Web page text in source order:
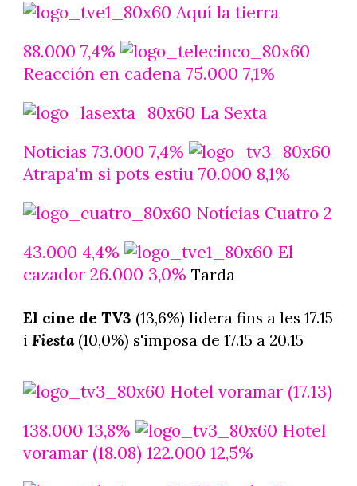
Aquí la tierra
88.000 7,4%
Reacción en cadena 75.000 7,1%
La Sexta
Noticias 73.000 7,4%
Atrapa'm si pots estiu 70.000 8,1%
Notícias Cuatro 2
43.000 4,4%
El
cazador 26.000 3,0% Tarda
El cine de TV3 (13,6%) lidera fins a les 17.15
i Fiesta(10,0%) s'imposa de 17.15 a 20.15
Hotel voramar (17.13)
138.000 13,8%
Hotel
voramar (18.08) 122.000 12,5%